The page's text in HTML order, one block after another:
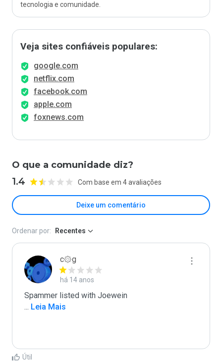
tecnologia e comunidade.
Veja sites confiáveis populares:
google.com
netflix.com
facebook.com
apple.com
foxnews.com
O que a comunidade diz?
1.4 Com base em 4 avaliações
Deixe um comentário
Ordenar por: Recentes
c۞g
há 14 anos
... Leia Mais
Útil